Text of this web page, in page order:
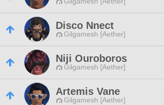
Disco Nnect
Gilgamesh [Aether]
Niji Ouroboros
Gilgamesh [Aether]
Artemis Vane
Gilgamesh [Aether]